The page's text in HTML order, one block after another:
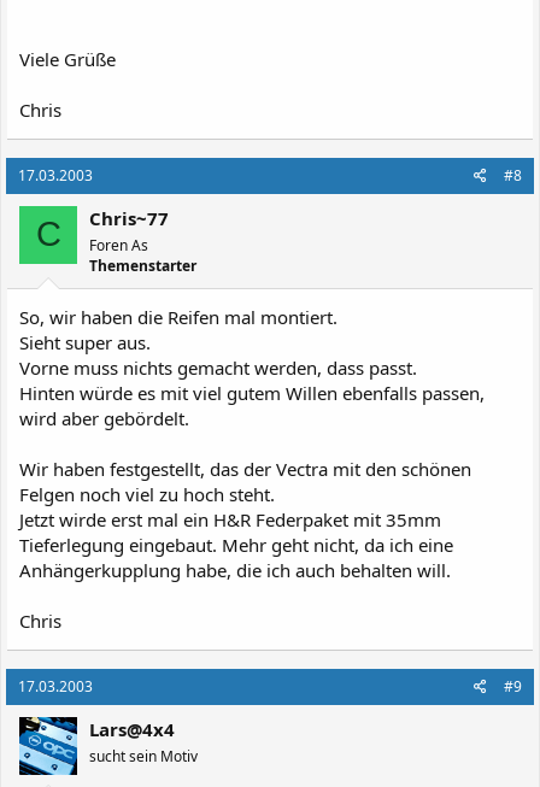
Viele Grüße
Chris
17.03.2003 #8
C Chris~77
Foren As
Themenstarter
So, wir haben die Reifen mal montiert.
Sieht super aus.
Vorne muss nichts gemacht werden, dass passt.
Hinten würde es mit viel gutem Willen ebenfalls passen,
wird aber gebördelt.
Wir haben festgestellt, das der Vectra mit den schönen
Felgen noch viel zu hoch steht.
Jetzt wirde erst mal ein H&R Federpaket mit 35mm
Tieferlegung eingebaut. Mehr geht nicht, da ich eine
Anhängerkupplung habe, die ich auch behalten will.
Chris
17.03.2003 #9
Lars@4x4
sucht sein Motiv